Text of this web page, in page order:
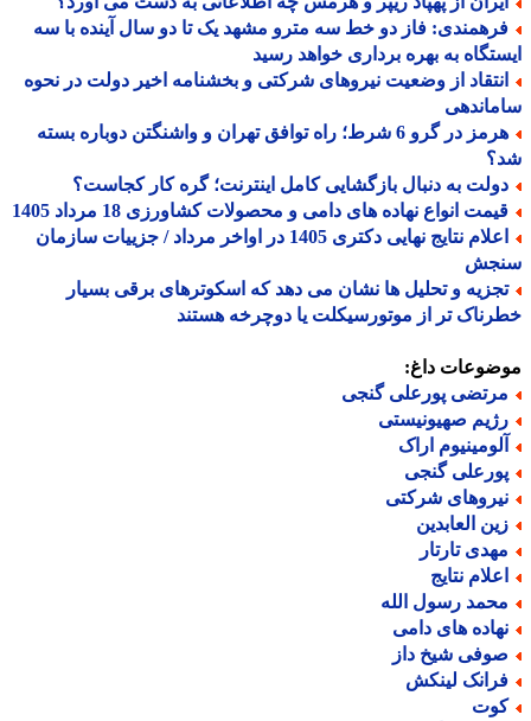
فاز دو خط سه مترو مشهد یک تا دو سال آینده با سه
به بهره برداری خواهد رسید
از وضعیت نیروهای شرکتی و بخشنامه اخیر دولت در نحوه
هرمز در گرو 6 شرط؛ راه توافق تهران و واشنگتن دوباره بسته
به دنبال بازگشایی کامل اینترنت؛ گره کار کجاست؟
انواع نهاده های دامی و محصولات کشاورزی 18 مرداد 1405
اعلام نتایج نهایی دکتری 1405 در اواخر مرداد / جزییات سازمان
و تحلیل ها نشان می دهد که اسکوترهای برقی بسیار
تر از موتورسیکلت یا دوچرخه هستند
داغ:
پورعلی گنجی
صهیونیستی
اراک
گنجی
شرکتی
العابدین
تارتار
نتایج
رسول الله
های دامی
شیخ داز
لینکش